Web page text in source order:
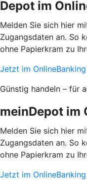
Depot im
Melden Sie sich hier
Zugangsdaten an. So
ohne Papierkram zu
Jetzt im
Günstig handeln – für
meinDepot im
Melden Sie sich hier
Zugangsdaten an. So
ohne Papierkram zu
Jetzt im